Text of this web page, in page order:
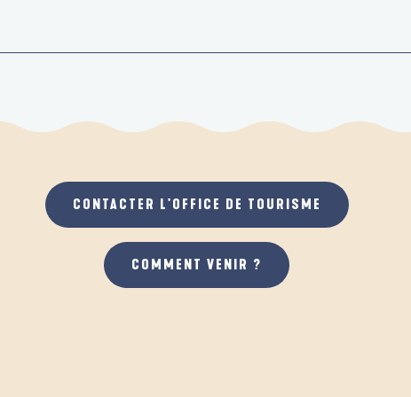
CONTACTER L'OFFICE DE TOURISME
COMMENT VENIR ?